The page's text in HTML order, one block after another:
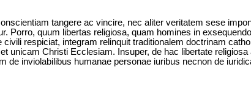
tangere ac vincire, nec aliter veritatem sese
Porro, quum libertas religiosa, quam homines in
respiciat, integram relinquit traditionalem doctrinam
unicam Christi Ecclesiam. Insuper, de hac libertate religiosa
inviolabilibus humanae personae iuribus necnon de